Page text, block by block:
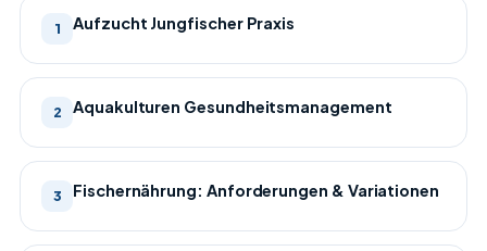
1 Aufzucht Jungfischer Praxis
2 Aquakulturen Gesundheitsmanagement
3 Fischernährung: Anforderungen & Variationen